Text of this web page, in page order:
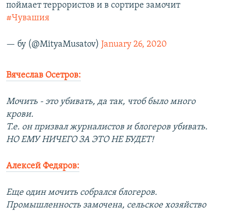
поймает террористов и в сортире замочит
#Чувашия
— бу (@MityaMusatov) January 26, 2020
Вячеслав Осетров:
Мочить - это убивать, да так, чтоб было много
крови.
Т.е. он призвал журналистов и блогеров убивать.
НО ЕМУ НИЧЕГО ЗА ЭТО НЕ БУДЕТ!
Алексей Федяров:
Еще один мочить собрался блогеров.
Промышленность замочена, сельское хозяйство